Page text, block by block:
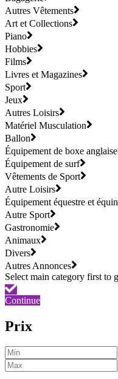
Autres Vêtements
Art et Collections
Piano
Hobbies
Films
Livres et Magazines
Sport
Jeux
Autres Loisirs
Matériel Musculation
Ballon
Équipement de boxe anglaise
Équipement de surf
Vêtements de Sport
Autre Loisirs
Équipement équestre et équin
Autre Sport
Gastronomie
Animaux
Divers
Autres Annonces
Continue
Prix